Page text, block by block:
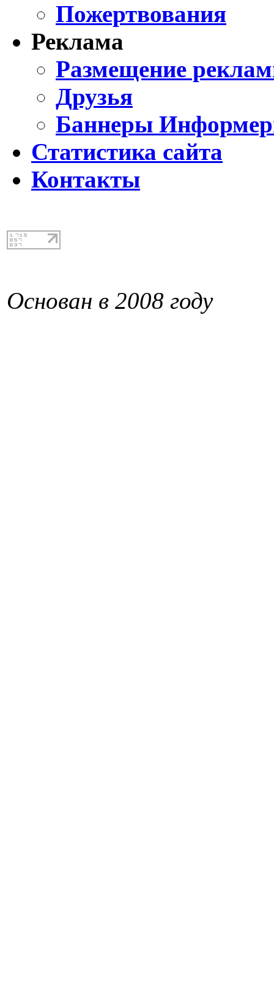
Пожертвования
Реклама
Размещение
Друзья
Баннеры
Статистика сайта
Контакты
Основан в 2008 году